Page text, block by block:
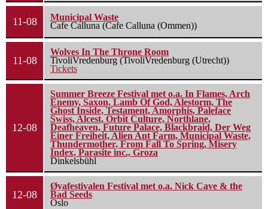
11-08
Municipal Waste
Cafe Calluna (Cafe Calluna (Ommen))
11-08
Wolves In The Throne Room
TivoliVredenburg (TivoliVredenburg (Utrecht))
Tickets
12-08
Summer Breeze Festival met o.a. In Flames, Arch
Enemy, Saxon, Lamb Of God, Alestorm, The
Ghost Inside, Testament, Amorphis, Paleface
Swiss, Alcest, Orbit Culture, Northlane,
Deafheaven, Future Palace, Blackbraid, Der Weg
Einer Freiheit, Alien Ant Farm, Municipal Waste,
Thundermother, From Fall To Spring, Misery
Index, Parasite inc., Groza
Dinkelsbühl
12-08
Øyafestivalen Festival met o.a. Nick Cave & the
Bad Seeds
Oslo